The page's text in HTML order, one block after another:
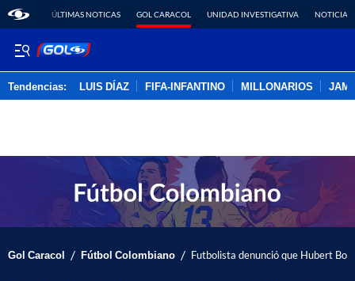
ÚLTIMAS NOTICAS GOL CARACOL UNIDAD INVESTIGATIVA NOTICIAS
Tendencias: LUIS DÍAZ FIFA-INFANTINO MILLONARIOS
Gol Caracol / Fútbol Colombiano / Futbolista denunció que Hubert